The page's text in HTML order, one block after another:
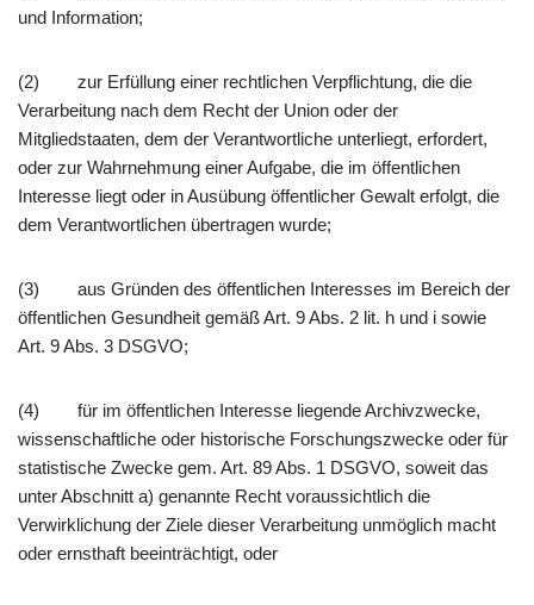
und Information;
(2) zur Erfüllung einer rechtlichen Verpflichtung, die die
Verarbeitung nach dem Recht der Union oder der
Mitgliedstaaten, dem der Verantwortliche unterliegt, erfordert,
oder zur Wahrnehmung einer Aufgabe, die im öffentlichen
Interesse liegt oder in Ausübung öffentlicher Gewalt erfolgt, die
dem Verantwortlichen übertragen wurde;
(3) aus Gründen des öffentlichen Interesses im Bereich der
öffentlichen Gesundheit gemäß Art. 9 Abs. 2 lit. h und i sowie
Art. 9 Abs. 3 DSGVO;
(4) für im öffentlichen Interesse liegende Archivzwecke,
wissenschaftliche oder historische Forschungszwecke oder für
statistische Zwecke gem. Art. 89 Abs. 1 DSGVO, soweit das
unter Abschnitt a) genannte Recht voraussichtlich die
Verwirklichung der Ziele dieser Verarbeitung unmöglich macht
oder ernsthaft beeinträchtigt, oder